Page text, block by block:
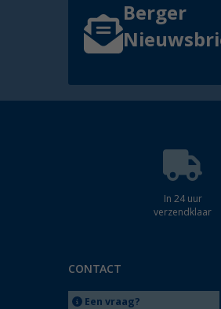
Berger
In 24 uur
verzendklaar
CONTACT
Een vraag?